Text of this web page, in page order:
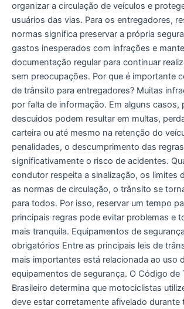
organizar a circulação de veículos e
usuários das vias. Para os entregadores,
normas significa preservar a própria
gastos inesperados com infrações e
documentação regular para continuar
sem preocupações. Por que é importante
de trânsito para entregadores? Muitas
por falta de informação. Em alguns casos,
descuidos podem resultar em multas,
carteira ou até mesmo na retenção do
penalidades, o descumprimento das
significativamente o risco de acidentes.
condutor respeita a sinalização, os limites
as normas de circulação, o trânsito se
para todos. Por isso, reservar um tempo
principais regras pode evitar problemas e
mais tranquila. Equipamentos de
obrigatórios Entre as principais leis de
mais importantes está relacionada ao uso
equipamentos de segurança. O Código de
Brasileiro determina que motociclistas
deve estar corretamente afivelado durante